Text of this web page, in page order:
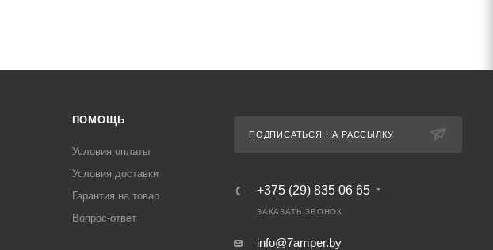
ПОМОЩЬ
Условия оплаты
Условия доставки
Гарантия на товар
Вопрос-ответ
ПОДПИСАТЬСЯ НА РАССЫЛКУ
+375 (29) 835 06 65
ЗАКАЗАТЬ ЗВОНОК
info@7amper.by